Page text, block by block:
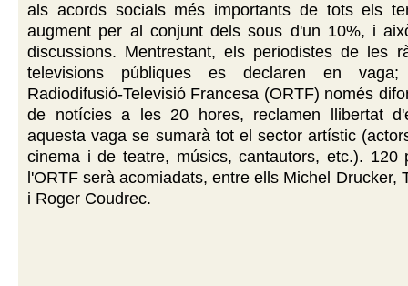
als acords socials més importants de tots els
augment per al conjunt dels sous d'un 10%, i
discussions. Mentrestant, els periodistes de les
televisions públiques es declaren en
Radiodifusió-Televisió Francesa (ORTF) només
de notícies a les 20 hores, reclamen llibertat
aquesta vaga se sumarà tot el sector artístic
cinema i de teatre, músics, cantautors, etc.). 120
l'ORTF serà acomiadats, entre ells Michel Drucker,
i Roger Coudrec.